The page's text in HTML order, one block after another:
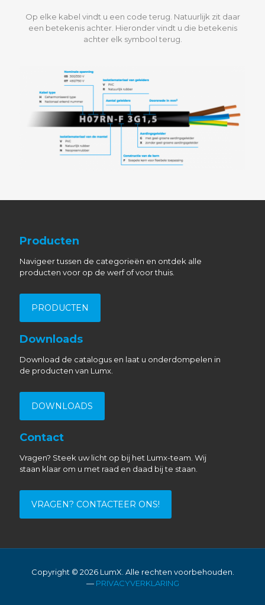
Op elke kabel vindt u een code terug. Natuurlijk zit daar
een betekenis achter. Hieronder vindt u die betekenis
achter elk symbool terug.
Producten
Navigeer tussen de categorieën en ontdek alle
producten voor op de werf of voor thuis.
PRODUCTEN
Downloads
Download de catalogus en laat u onderdompelen in
de producten van Lumx.
DOWNLOADS
Contact
Vragen? Steek uw licht op bij het Lumx-team. Wij
staan klaar om u met raad en daad bij te staan.
VRAGEN? CONTACTEER ONS!
Copyright © 2026 LumX. Alle rechten voorbehouden.
— PRIVACYVERKLARING